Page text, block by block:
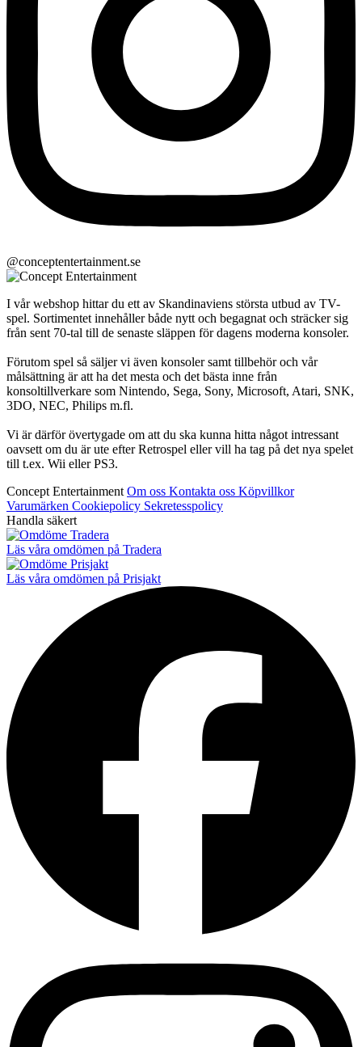
@conceptentertainment.se
I vår webshop hittar du ett av Skandinaviens största utbud av TV-
spel. Sortimentet innehåller både nytt och begagnat och sträcker sig
från sent 70-tal till de senaste släppen för dagens moderna konsoler.
Förutom spel så säljer vi även konsoler samt tillbehör och vår
målsättning är att ha det mesta och det bästa inne från
konsoltillverkare som Nintendo, Sega, Sony, Microsoft, Atari, SNK,
3DO, NEC, Philips m.fl.
Vi är därför övertygade om att du ska kunna hitta något intressant
oavsett om du är ute efter Retrospel eller vill ha tag på det nya spelet
till t.ex. Wii eller PS3.
Concept Entertainment Om oss Kontakta oss Köpvillkor
Varumärken Cookiepolicy Sekretesspolicy
Handla säkert
Läs våra omdömen på Tradera
Läs våra omdömen på Prisjakt